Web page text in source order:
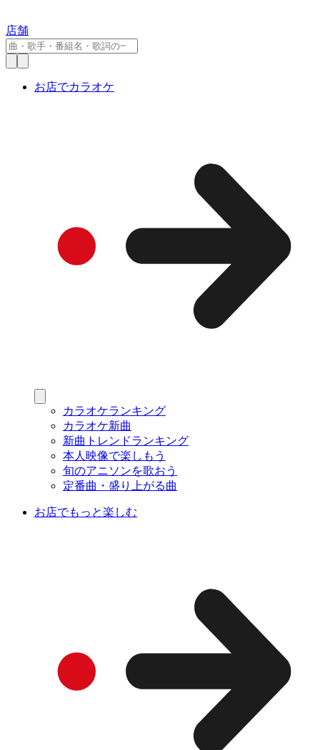
店舗
お店でカラオケ
カラオケランキング
カラオケ新曲
新曲トレンドランキング
本人映像で楽しもう
旬のアニソンを歌おう
定番曲・盛り上がる曲
お店でもっと楽しむ